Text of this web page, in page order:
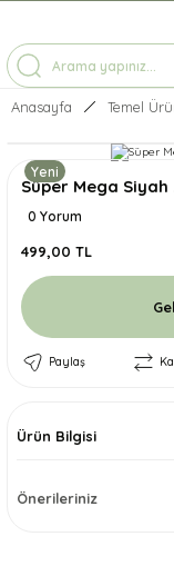
Anasayfa Temel
Yeni
Süper Mega
0 Yorum
499,00 TL
Paylaş
Ürün Bilgisi
Önerileriniz